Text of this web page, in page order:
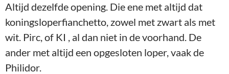
Altijd dezelfde opening. Die ene met altijd dat
koningsloperfianchetto, zowel met zwart als met
wit. Pirc, of KI , al dan niet in de voorhand. De
ander met altijd een opgesloten loper, vaak de
Philidor.